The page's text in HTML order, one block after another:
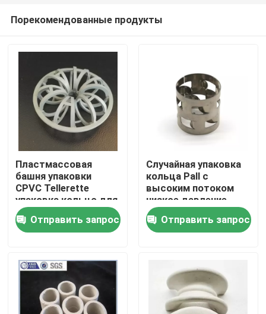
Домой
Продукты
Видеозаписи
О нас
Экскурсия по заводу
Порекомендованные продукты
Пластмассовая
башня упаковки
CPVC Tellerette
упаковка кольцо для
услуги раздевания
Отправить запрос
Случайная упаковка
кольца Pall с
высоким потоком
низкое давление
падение и
сопротивление
Отправить запрос